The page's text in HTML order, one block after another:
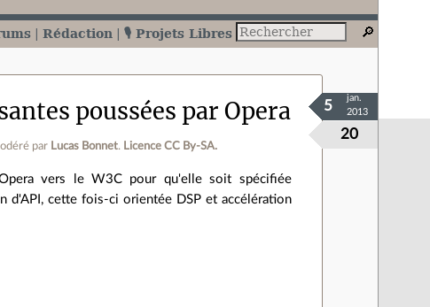
Rédaction 🎙️ Projets Libres
poussées par Opera
par Lucas Bonnet. Licence CC By‑SA.
20
5
jan.
2013
vers le W3C pour qu'elle soit spécifiée
d'API, cette fois-ci orientée DSP et accélération